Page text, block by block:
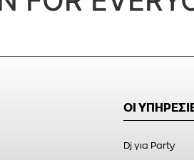
ΟΙ
Dj για Party